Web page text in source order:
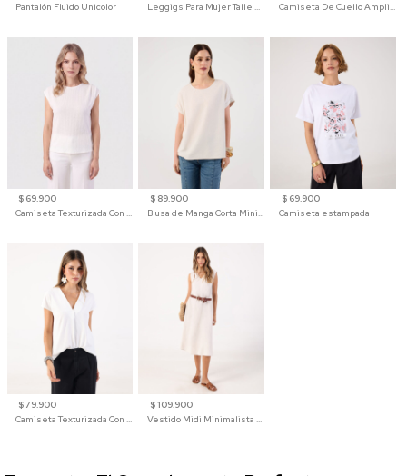
Pantalón Fluido Unicolor
Leggigs Para Mujer Talle Alto Liso
Camiseta De Cuello Amplio Y Manga 3/4 Para Mujer
$ 69.900
Camiseta Texturizada Con Hombro Caído Para Mujer
$ 89.900
Blusa de Manga Corta Minimalista para Mujer
$ 69.900
Camiseta estampada
$ 79.900
Camiseta Texturizada Con Cuello En V Para Mujer
$ 109.900
Vestido Midi Minimalista De Silueta Amplia